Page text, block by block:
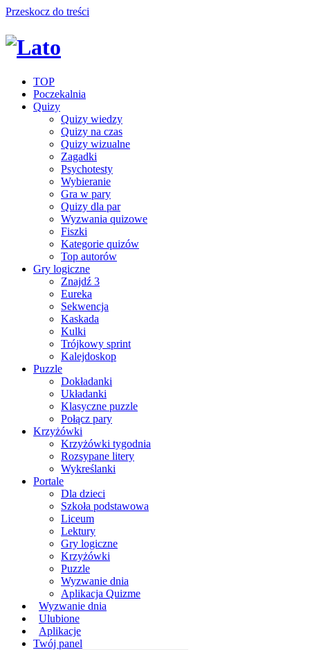
Przeskocz do treści
TOP
Poczekalnia
Quizy
Quizy wiedzy
Quizy na czas
Quizy wizualne
Zagadki
Psychotesty
Wybieranie
Gra w pary
Quizy dla par
Wyzwania quizowe
Fiszki
Kategorie quizów
Top autorów
Gry logiczne
Znajdź 3
Eureka
Sekwencja
Kaskada
Kulki
Trójkowy sprint
Kalejdoskop
Puzzle
Dokładanki
Układanki
Klasyczne puzzle
Połącz pary
Krzyżówki
Krzyżówki tygodnia
Rozsypane litery
Wykreślanki
Portale
Dla dzieci
Szkoła podstawowa
Liceum
Lektury
Gry logiczne
Krzyżówki
Puzzle
Wyzwanie dnia
Aplikacja Quizme
Wyzwanie dnia
Ulubione
Aplikacje
Twój panel